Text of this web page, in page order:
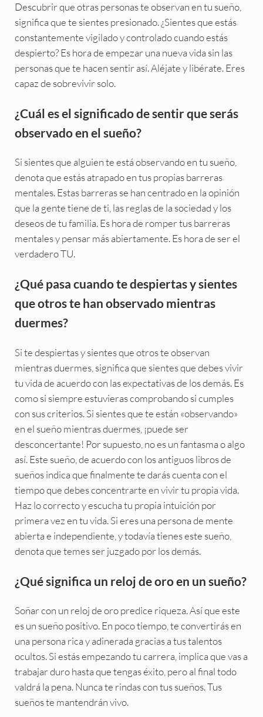
Descubrir que otras personas te observan en tu sueño,
significa que te sientes presionado. ¿Sientes que estás
constantemente vigilado y controlado cuando estás
despierto? Es hora de empezar una nueva vida sin las
personas que te hacen sentir así. Aléjate y libérate. Eres
capaz de sobrevivir solo.
¿Cuál es el significado de sentir que serás
observado en el sueño?
Si sientes que alguien te está observando en tu sueño,
denota que estás atrapado en tus propias barreras
mentales. Estas barreras se han centrado en la opinión
que la gente tiene de ti, las reglas de la sociedad y los
deseos de tu familia. Es hora de romper tus barreras
mentales y pensar más abiertamente. Es hora de ser el
verdadero TU.
¿Qué pasa cuando te despiertas y sientes
que otros te han observado mientras
duermes?
Si te despiertas y sientes que otros te observan
mientras duermes, significa que sientes que debes vivir
tu vida de acuerdo con las expectativas de los demás. Es
como si siempre estuvieras comprobando si cumples
con sus criterios. Si sientes que te están «observando»
en el sueño mientras duermes, ¡puede ser
desconcertante! Por supuesto, no es un fantasma o algo
así. Este sueño, de acuerdo con los antiguos libros de
sueños indica que finalmente te darás cuenta con el
tiempo que debes concentrarte en vivir tu propia vida.
Haz lo correcto y escucha tu propia intuición por
primera vez en tu vida. Si eres una persona de mente
abierta e independiente, y todavía tienes este sueño,
denota que temes ser juzgado por los demás.
¿Qué significa un reloj de oro en un sueño?
Soñar con un reloj de oro predice riqueza. Así que este
es un sueño positivo. En poco tiempo, te convertirás en
una persona rica y adinerada gracias a tus talentos
ocultos. Si estás empezando tu carrera, implica que vas a
trabajar duro hasta que tengas éxito, pero al final todo
valdrá la pena. Nunca te rindas con tus sueños. Tus
sueños te mantendrán vivo.